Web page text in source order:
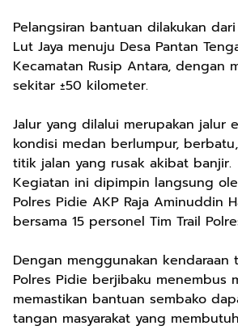
Pelangsiran bantuan dilakukan
Lut Jaya menuju Desa Pantan
Kecamatan Rusip Antara, dengan
sekitar ±50 kilometer.
Jalur yang dilalui merupakan jalur
kondisi medan berlumpur,
titik jalan yang rusak akibat banjir.
Kegiatan ini dipimpin langsung
Polres Pidie AKP Raja Aminuddin
bersama 15 personel Tim Trail
Dengan menggunakan kendaraan
Polres Pidie berjibaku menembus
memastikan bantuan sembako
tangan masyarakat yang